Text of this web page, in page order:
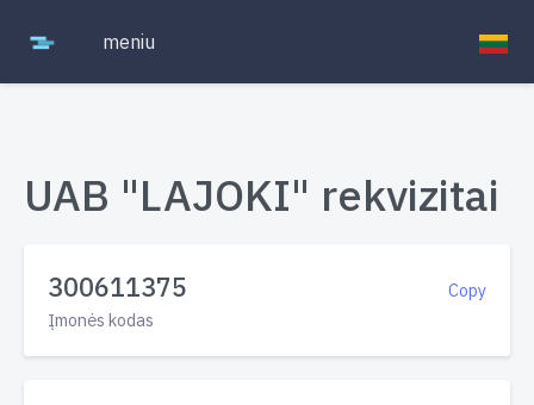
meniu
UAB "LAJOKI" rekvizitai
Copy
300611375
Įmonės kodas